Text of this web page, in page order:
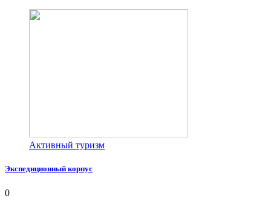
Активный туризм
Экспедиционный корпус
0